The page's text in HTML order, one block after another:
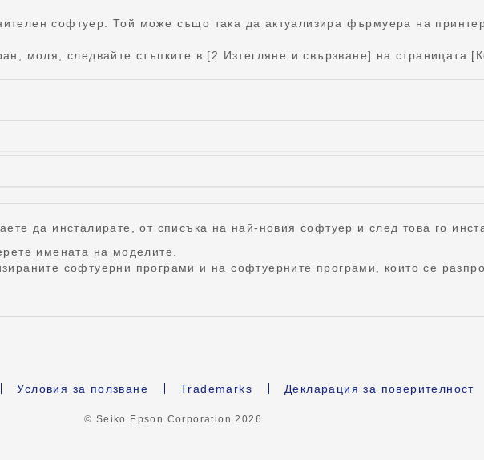
софтуер. Той може също така да актуализира фърмуера на
моля, следвайте стъпките в [2 Изтегляне и свързване] на страницата
да инсталирате, от списъка на най-новия софтуер и след това го
имената на моделите.
софтуерни програми и на софтуерните програми, които се
Условия за ползване Trademarks Декларация за поверителност
© Seiko Epson Corporation2026